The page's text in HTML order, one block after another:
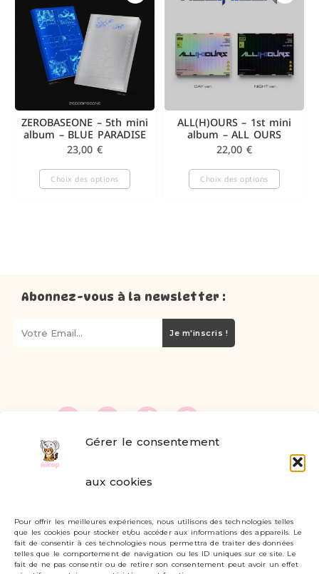
Gérer le consentement
aux cookies
Pour offrir les meilleures expériences, nous utilisons des technologies telles
que les cookies pour stocker et/ou accéder aux informations des appareils. Le
fait de consentir à ces technologies nous permettra de traiter des données
telles que le comportement de navigation ou les ID uniques sur ce site. Le
fait de ne pas consentir ou de retirer son consentement peut avoir un effet
ZEROBASEONE – 5th mini
album – BLUE PARADISE
23,00 €
Choix des options
ALL(H)OURS – 1st mini
album – ALL OURS
22,00 €
Choix des options
Abonnez-vous à la newsletter :
Je m'inscris !
Livraisons et retours
Mon compte